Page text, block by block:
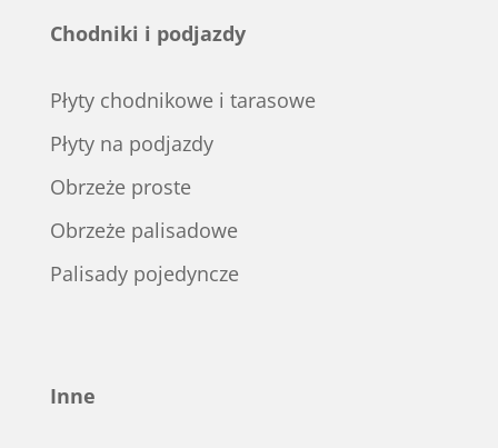
Chodniki i podjazdy
Płyty chodnikowe i tarasowe
Płyty na podjazdy
Obrzeże proste
Obrzeże palisadowe
Palisady pojedyncze
Inne